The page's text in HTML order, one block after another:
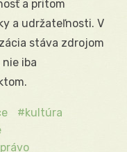
a pritom
a udržateľnosti. V
stáva zdrojom
iba
kultúra
právo